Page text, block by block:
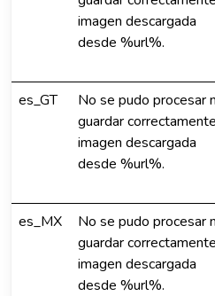
imagen descargada
desde %url%.
es_GT
No se pudo procesar
guardar
imagen descargada
desde %url%.
es_MX
No se pudo procesar
guardar
imagen descargada
desde %url%.